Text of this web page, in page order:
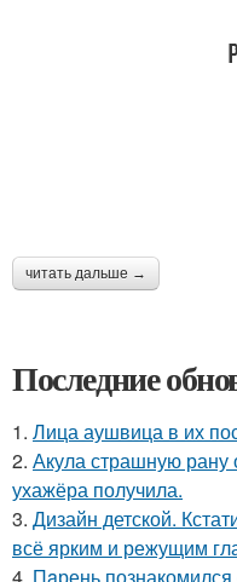
читать дальше →
Последние
1. Лица аушвица в их
2. Акула страшную рану
ухажёра получила.
3. Дизайн детской.
всё ярким и режущим